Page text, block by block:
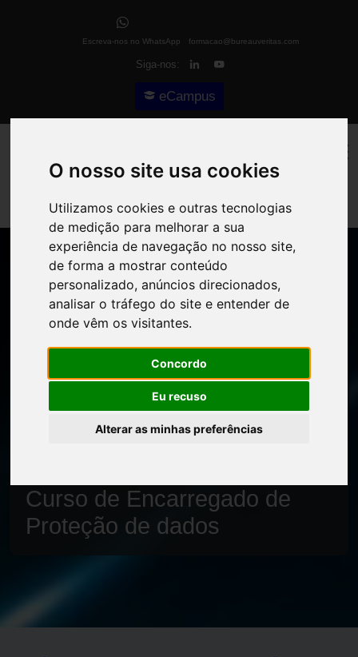
O nosso site usa cookies
Utilizamos cookies e outras tecnologias
de medição para melhorar a sua
experiência de navegação no nosso site,
de forma a mostrar conteúdo
personalizado, anúncios direcionados,
analisar o tráfego do site e entender de
onde vêm os visitantes.
Concordo
Eu recuso
Alterar as minhas preferências
Escreva-nos no WhatsApp formacao@bureauveritas.com
Siga-nos:
eCampus
Curso de Encarregado de
Proteção de dados